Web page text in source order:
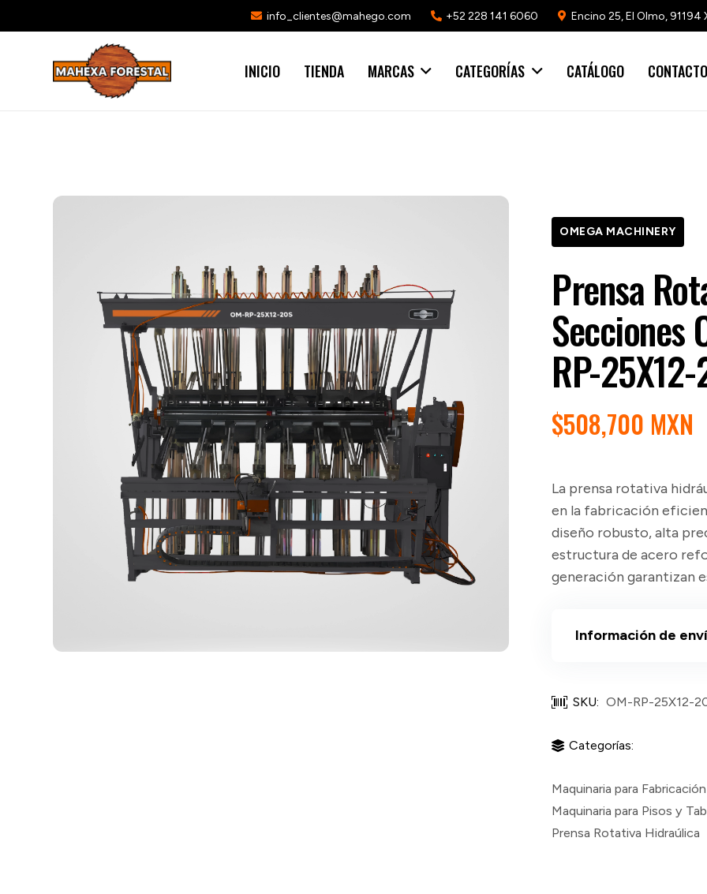
info_clientes@mahego.com +52 228 141 6060 Encino 25, El Olmo, 91194
INICIO TIENDA MARCAS CATEGORÍAS CATÁLOGO CONTACTO
OMEGA MACHINERY
Prensa
Secciones
RP-
$508,700 MXN
La prensa rotativa
en la fabricación
diseño robusto, alta
estructura de acero
generación garantizan
Información de
SKU: OM-RP-25X12-
Categorías:
Maquinaria para
Maquinaria para Pisos y
Prensa Rotativa Hidraúlica